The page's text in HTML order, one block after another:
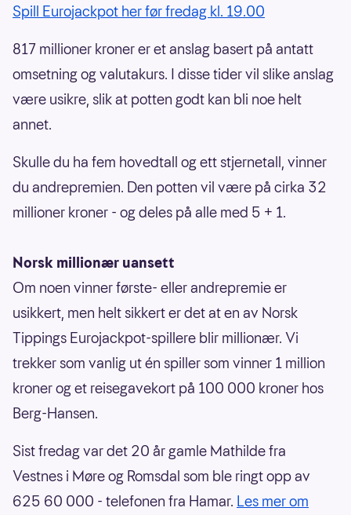
Spill Eurojackpot her før fredag kl. 19.00
817 millioner kroner er et anslag basert på antatt
omsetning og valutakurs. I disse tider vil slike anslag
være usikre, slik at potten godt kan bli noe helt
annet.
Skulle du ha fem hovedtall og ett stjernetall, vinner
du andrepremien. Den potten vil være på cirka 32
millioner kroner - og deles på alle med 5 + 1.
Norsk millionær uansett
Om noen vinner første- eller andrepremie er
usikkert, men helt sikkert er det at en av Norsk
Tippings Eurojackpot-spillere blir millionær. Vi
trekker som vanlig ut én spiller som vinner 1 million
kroner og et reisegavekort på 100 000 kroner hos
Berg-Hansen.
Sist fredag var det 20 år gamle Mathilde fra
Vestnes i Møre og Romsdal som ble ringt opp av
625 60 000 - telefonen fra Hamar. Les mer om